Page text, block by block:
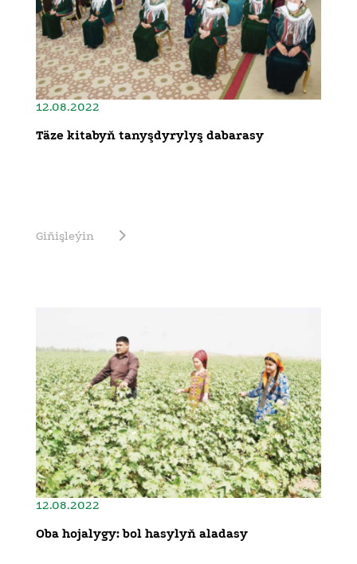
12.08.2022
Täze kitabyň tanyşdyrylyş dabarasy
Giňişleýin
12.08.2022
Oba hojalygy: bol hasylyň aladasy